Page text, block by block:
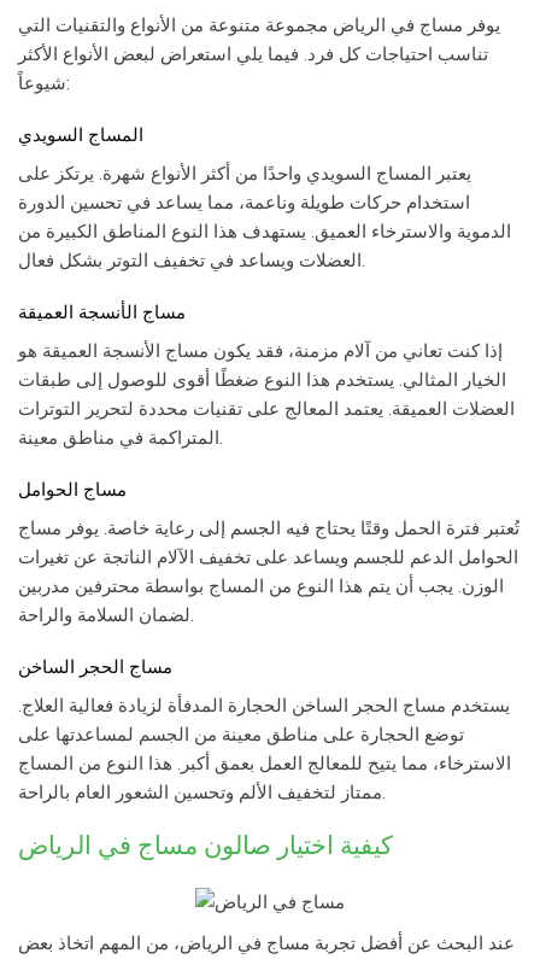
يوفر مساج في الرياض مجموعة متنوعة من الأنواع والتقنيات التي
تناسب احتياجات كل فرد. فيما يلي استعراض لبعض الأنواع الأكثر
شيوعاً:
المساج السويدي
يعتبر المساج السويدي واحدًا من أكثر الأنواع شهرة. يرتكز على
استخدام حركات طويلة وناعمة، مما يساعد في تحسين الدورة
الدموية والاسترخاء العميق. يستهدف هذا النوع المناطق الكبيرة من
العضلات ويساعد في تخفيف التوتر بشكل فعال.
مساج الأنسجة العميقة
إذا كنت تعاني من آلام مزمنة، فقد يكون مساج الأنسجة العميقة هو
الخيار المثالي. يستخدم هذا النوع ضغطًا أقوى للوصول إلى طبقات
العضلات العميقة. يعتمد المعالج على تقنيات محددة لتحرير التوترات
المتراكمة في مناطق معينة.
مساج الحوامل
تُعتبر فترة الحمل وقتًا يحتاج فيه الجسم إلى رعاية خاصة. يوفر مساج
الحوامل الدعم للجسم ويساعد على تخفيف الآلام الناتجة عن تغيرات
الوزن. يجب أن يتم هذا النوع من المساج بواسطة محترفين مدربين
لضمان السلامة والراحة.
مساج الحجر الساخن
يستخدم مساج الحجر الساخن الحجارة المدفأة لزيادة فعالية العلاج.
توضع الحجارة على مناطق معينة من الجسم لمساعدتها على
الاسترخاء، مما يتيح للمعالج العمل بعمق أكبر. هذا النوع من المساج
ممتاز لتخفيف الألم وتحسين الشعور العام بالراحة.
كيفية اختيار صالون مساج في الرياض
عند البحث عن أفضل تجربة مساج في الرياض، من المهم اتخاذ بعض